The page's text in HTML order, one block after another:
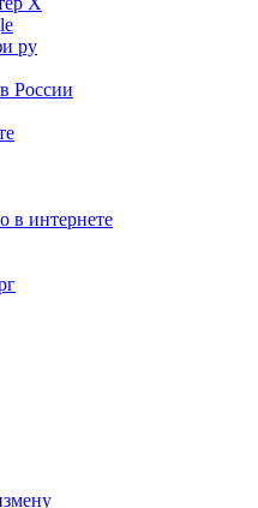
ру
России
в интернете